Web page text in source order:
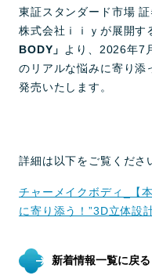
東証スタンダード市場
株式会社ｉｉｙが展開す
BODY」
より、2026年7
のリアルな悩みに寄り添
発売いたします。
詳細は以下をご覧くださ
チャーメイクボディ_【
に寄り添う！”3D立体設
新着情報一覧に戻る